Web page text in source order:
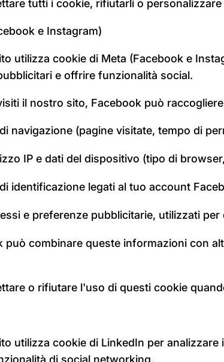
tutti i cookie, rifiutarli o
e Instagram)
utilizza cookie di Meta (Facebook e
e offrire funzionalità social.
il nostro sito, Facebook può
navigazione (pagine visitate, tempo di
IP e dati del dispositivo (tipo di
identificazione legati al tuo account
e preferenze pubblicitarie, utilizzati
può combinare queste informazioni con
o rifiutare l'uso di questi cookie
utilizza cookie di LinkedIn per